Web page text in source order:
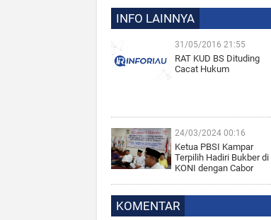
INFO LAINNYA
31/05/2016 21:55
RAT KUD BS Dituding
Cacat Hukum
24/03/2024 00:16
Ketua PBSI Kampar
Terpilih Hadiri Bukber di
KONI dengan Cabor
KOMENTAR